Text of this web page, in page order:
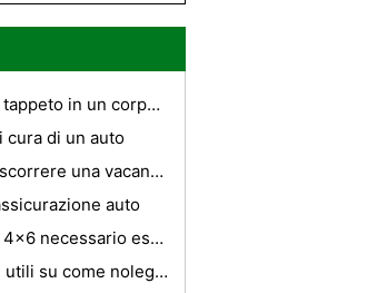
Come installare tappeto in un corpo Fox ?
cura di un auto
I paesi in cui trascorrere una vacanza di lusso
auto
Fa un rimorchio 4x6 necessario essere registrati in Louisiana ?
Cinque Consigli utili su come noleggiare cassetta di sicurezza in camera